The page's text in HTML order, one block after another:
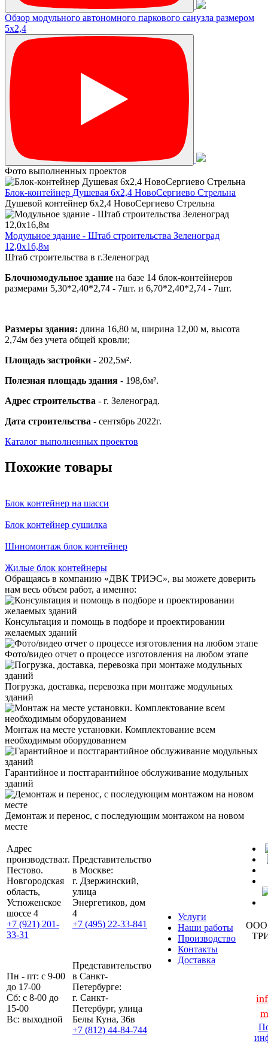
Обзор модульного автономного паркового санузла размером
5х2,4
Фото выполненных проектов
Блок-контейнер Душевая 6х2,4 НовоСергиево Стрельна
Душевой контейнер 6х2,4 НовоСергиево Стрельна
Модульное здание - Штаб строительства Зеленоград
12,0х16,8м
Штаб строительства в г.Зеленоград
Блочномодульное здание на базе 14 блок-контейнеров
размерами 5,30*2,40*2,74 - 7шт. и 6,70*2,40*2,74 - 7шт.
Размеры здания: длина 16,80 м, ширина 12,00 м, высота
2,74м без учета общей кровли;
Площадь застройки - 202,5м².
Полезная площадь здания - 198,6м².
Адрес строительства - г. Зеленоград.
Дата строительства - сентябрь 2022г.
Каталог выполненных проектов
Похожие товары
Блок контейнер на шасси
Блок контейнер сушилка
Шиномонтаж блок контейнер
Жилые блок контейнеры
Обращаясь в компанию «ДВК ТРИЭС», вы можете доверить
нам весь объем работ, а именно:
Консультация и помощь в подборе и проектировании
желаемых зданий
Фото/видео отчет о процессе изготовления на любом этапе
Погрузка, доставка, перевозка при монтаже модульных
зданий
Монтаж на месте установки. Комплектование всем
необходимым оборудованием
Гарантийное и постгарантийное обслуживание модульных
зданий
Демонтаж и перенос, с последующим монтажом на новом
месте
Адрес
производства:г.
Пестово.
Новгородская
область,
Устюженское
шоссе 4
+7 (921) 201-
33-31
Представительство
в Москве:
г. Дзержинский,
улица
Энергетиков, дом
4
+7 (495) 22-33-841
Услуги
Наши работы
Производство
Контакты
Доставка
ООО
Пн - пт: с 9-00
до 17-00
Сб: с 8-00 до
15-00
Вс: выходной
Представительство
в Санкт-
Петербурге:
г. Санкт-
Петербург, улица
Белы Куна, 36в
+7 (812) 44-84-744